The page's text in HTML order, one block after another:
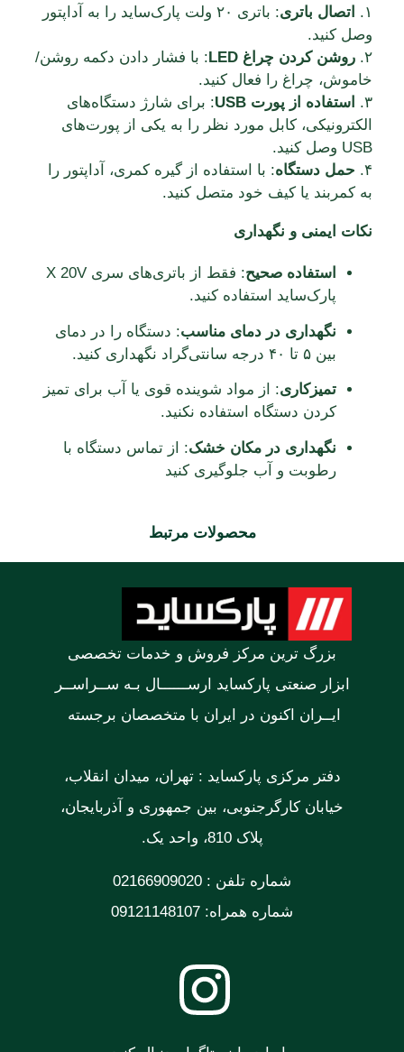
۱. اتصال باتری:
باتری ۲۰ ولت پارک‌ساید را به آداپتور
وصل کنید.
۲. روشن کردن چراغ LED : با فشار دادن دکمه روشن/
خاموش، چراغ را فعال کنید.
۳.
استفاده از پورت USB : برای شارژ دستگاه‌های
الکترونیکی، کابل مورد نظر را به یکی از پورت‌های
USB وصل کنید.
۴. حمل دستگاه: با استفاده از گیره کمری، آداپتور را
به کمربند یا کیف خود متصل کنید.
نکات ایمنی و نگهداری
استفاده صحیح:
فقط از باتری‌های سری X 20V
پارک‌ساید استفاده کنید.
نگهداری در دمای مناسب: دستگاه را در دمای
بین ۵ تا ۴۰ درجه سانتی‌گراد نگهداری کنید.
تمیزکاری: از مواد شوینده قوی یا آب برای تمیز
کردن دستگاه استفاده نکنید.
نگهداری در مکان خشک: از تماس دستگاه با
رطوبت و آب جلوگیری کنید
محصولات مرتبط
بزرگ ترین مرکز فروش و خدمات تخصصی
ابزار صنعتی پارکساید ارســــــال بـه ســراســر
ایــران اکنون در ایران با متخصصان برجسته
دفتر مرکزی پارکساید : تهران، میدان انقلاب،
خیابان کارگرجنوبی، بین جمهوری و آذربایجان،
پلاک 810، واحد یک.
شماره تلفن : 02166909020
شماره همراه: 09121148107